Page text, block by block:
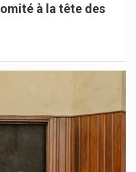
à la tête des